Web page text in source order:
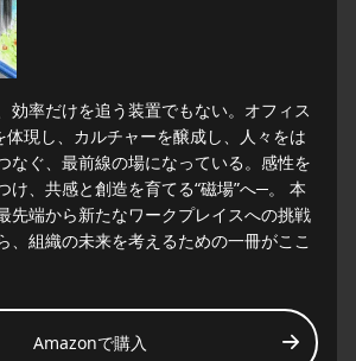
効率だけを追う装置でもない。オフィス
体現し、カルチャーを醸成し、人々をは
なぐ、最前線の場になっている。感性を
け、共感と創造を育てる“磁場”へ─。 本
先端から新たなワークプレイスへの挑戦
、組織の未来を考えるための一冊がここ
Amazonで購入